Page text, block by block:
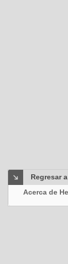
Regresar
Acerca de